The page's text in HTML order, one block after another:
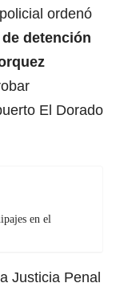
ordenó
detención
El Dorado
en el
Justicia Penal